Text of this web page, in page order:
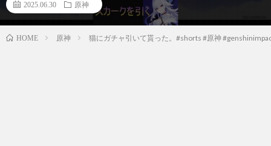
2025.06.30 原神
HOME 原神 猫にガチャ引いて貰った。#shorts #原神